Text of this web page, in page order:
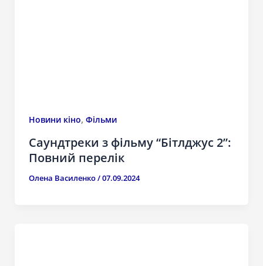
Новини кіно, Фільми
Саундтреки з фільму “Бітлджус 2”:
Повний перелік
Олена Василенко/07.09.2024